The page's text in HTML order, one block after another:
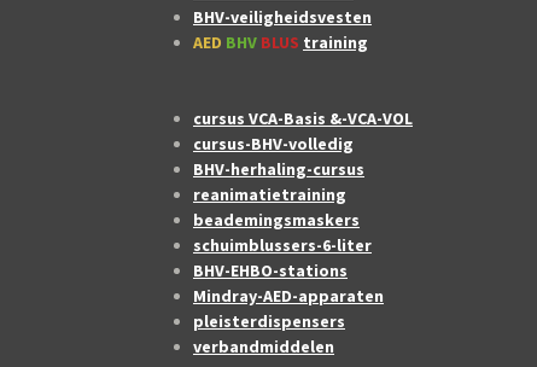
BHV-veiligheidsvesten
AED BHV BLUS training
cursus VCA-Basis &-VCA-VOL
cursus-BHV-volledig
BHV-herhaling-cursus
reanimatietraining
beademingsmaskers
schuimblussers-6-liter
BHV-EHBO-stations
Mindray-AED-apparaten
pleisterdispensers
verbandmiddelen